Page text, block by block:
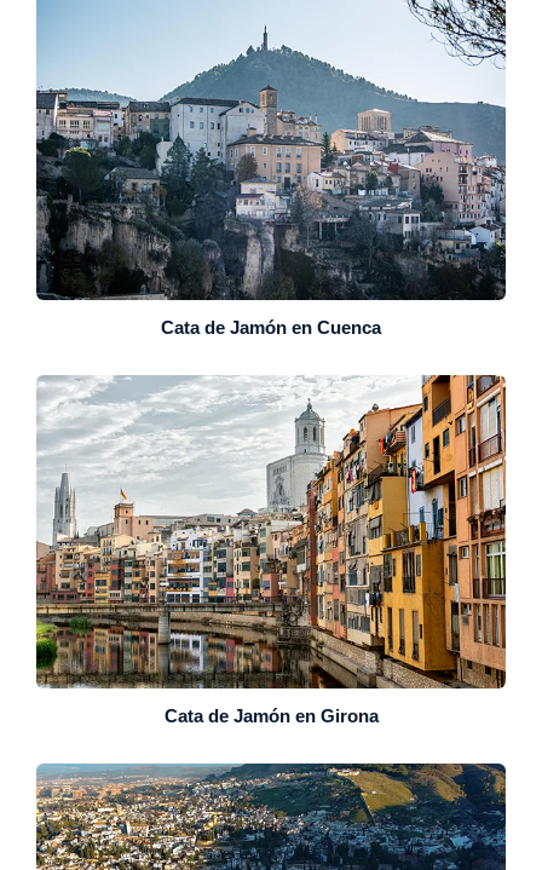
Cata de Jamón en Cuenca
Cata de Jamón en Girona